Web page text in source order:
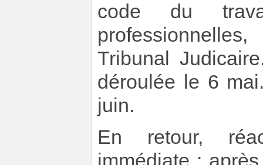
code du
Tribunal
déroulée le 6
juin.
En retour,
immédiate :